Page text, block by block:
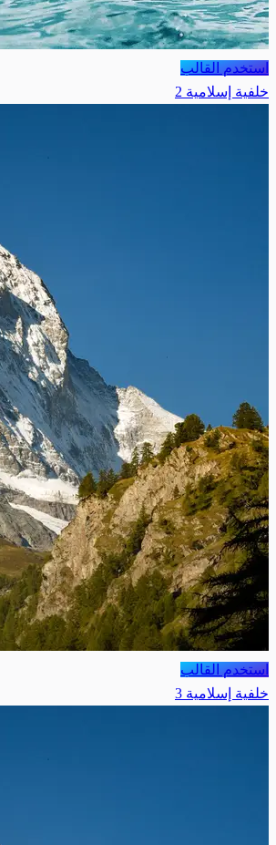
استخدم القالب
خلفية إسلامية 2
استخدم القالب
خلفية إسلامية 3